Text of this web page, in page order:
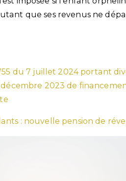
que ses revenus ne
du 7 juillet 2024 portant
2023 de
: nouvelle pension de